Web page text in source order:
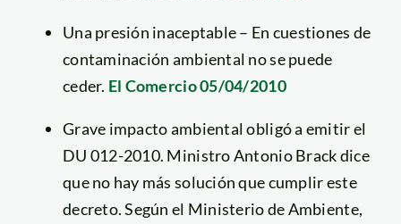
Una presión inaceptable – En cuestiones de
contaminación ambiental no se puede
ceder. El Comercio 05/04/2010
Grave impacto ambiental obligó a emitir el
DU 012-2010. Ministro Antonio Brack dice
que no hay más solución que cumplir este
decreto. Según el Ministerio de Ambiente,